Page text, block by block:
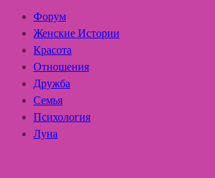
Форум
Женские Истории
Красота
Отношения
Дружба
Семья
Психология
Луна